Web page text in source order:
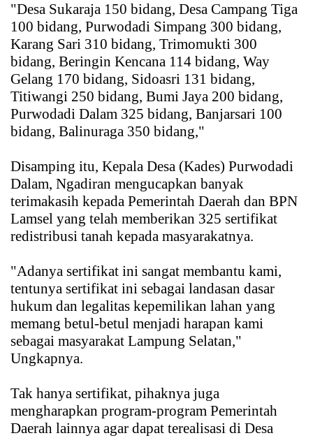
"Desa Sukaraja 150 bidang, Desa Campang Tiga
100 bidang, Purwodadi Simpang 300 bidang,
Karang Sari 310 bidang, Trimomukti 300
bidang, Beringin Kencana 114 bidang, Way
Gelang 170 bidang, Sidoasri 131 bidang,
Titiwangi 250 bidang, Bumi Jaya 200 bidang,
Purwodadi Dalam 325 bidang, Banjarsari 100
bidang, Balinuraga 350 bidang,"
Disamping itu, Kepala Desa (Kades) Purwodadi
Dalam, Ngadiran mengucapkan banyak
terimakasih kepada Pemerintah Daerah dan BPN
Lamsel yang telah memberikan 325 sertifikat
redistribusi tanah kepada masyarakatnya.
"Adanya sertifikat ini sangat membantu kami,
tentunya sertifikat ini sebagai landasan dasar
hukum dan legalitas kepemilikan lahan yang
memang betul-betul menjadi harapan kami
sebagai masyarakat Lampung Selatan,"
Ungkapnya.
Tak hanya sertifikat, pihaknya juga
mengharapkan program-program Pemerintah
Daerah lainnya agar dapat terealisasi di Desa